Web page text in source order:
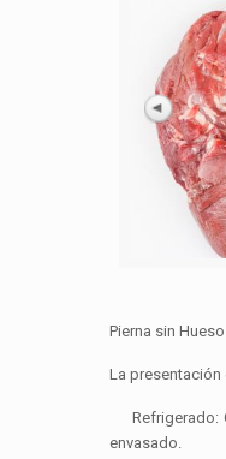
Pierna sin
La
Refrigerado:
envasado.